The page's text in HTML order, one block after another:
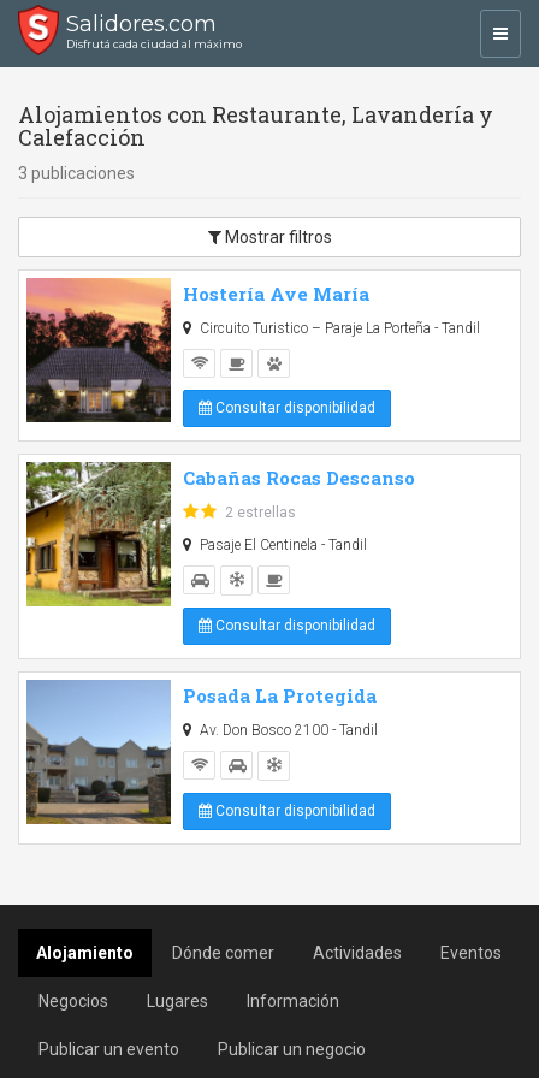
Salidores.com
Disfrutá cada ciudad al máximo
Alojamientos con Restaurante, Lavandería y
Calefacción
3 publicaciones
Mostrar filtros
Hostería Ave María
Circuito Turistico – Paraje La Porteña - Tandil
Consultar disponibilidad
Cabañas Rocas Descanso
2 estrellas
Pasaje El Centinela - Tandil
Consultar disponibilidad
Posada La Protegida
Av. Don Bosco 2100 - Tandil
Consultar disponibilidad
Alojamiento Dónde comer Actividades Eventos
Negocios Lugares Información
Publicar un evento Publicar un negocio